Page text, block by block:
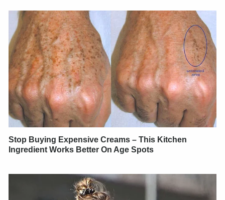
Stop Buying Expensive Creams – This Kitchen
Ingredient Works Better On Age Spots